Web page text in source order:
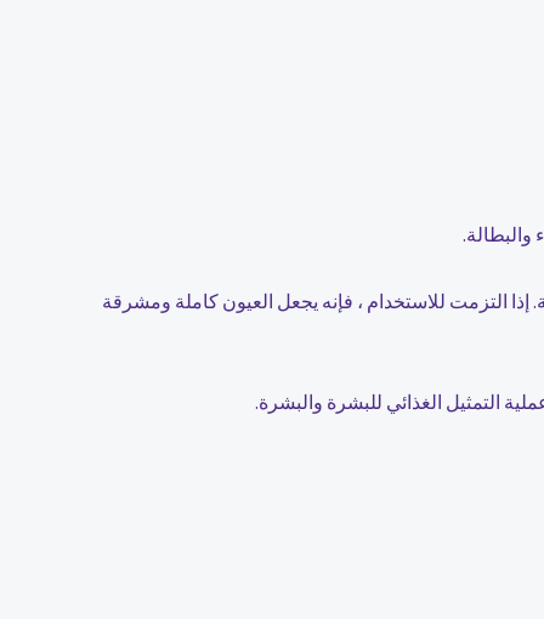
التزمت للاستخدام ، فإنه يجعل العيون كاملة ومشرقة